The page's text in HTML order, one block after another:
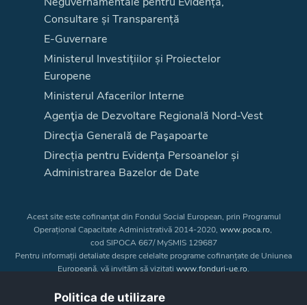
Consultare și Transparență
E-Guvernare
Ministerul Investițiilor și Proiectelor
Europene
Ministerul Afacerilor Interne
Agenţia de Dezvoltare Regională Nord-Vest
Direcţia Generală de Paşapoarte
Direcția pentru Evidența Persoanelor și
Administrarea Bazelor de Date
Acest site este cofinanțat din Fondul Social European, prin Programul
Operațional Capacitate Administrativă 2014-2020, www.poca.ro,
cod SIPOCA 667/ MySMIS 129687
Pentru informații detaliate despre celelalte programe cofinanțate de Uniunea
Europeană, vă invităm să vizitați www.fonduri-ue.ro.
a Uniunii Europene. Întreaga responsabilitate asupra
Politica de utilizare